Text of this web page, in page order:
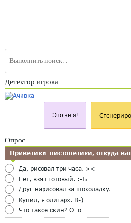
Детектор игрока
Это не я!
Опрос
Приветики-пистолетики, откуда
Да, рисовал три часа. ><
Нет, взял готовый. :-Ъ
Друг нарисовал за шоколадку.
Купил, я олигарх. B-)
Что такое скин? O_o